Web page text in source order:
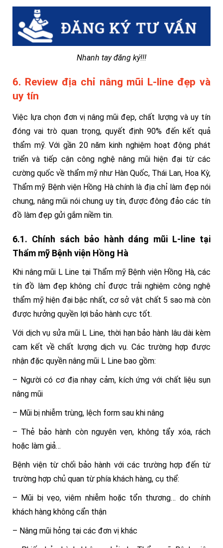
Nhanh tay đăng ký!!!
6. Review địa chỉ nâng mũi L-line đẹp và
uy tín
Việc lựa chọn đơn vị nâng mũi đẹp, chất lượng và uy tín
đóng vai trò quan trọng, quyết định 90% đến kết quả
thẩm mỹ. Với gần 20 năm kinh nghiệm hoạt động phát
triển và tiếp cận công nghệ nâng mũi hiện đại từ các
cường quốc về thẩm mỹ như Hàn Quốc, Thái Lan, Hoa Kỳ,
Thẩm mỹ Bệnh viện Hồng Hà chính là địa chỉ làm đẹp nói
chung, nâng mũi nói chung uy tín, được đông đảo các tín
đồ làm đẹp gửi gắm niềm tin.
6.1. Chính sách bảo hành dáng mũi L-line tại
Thẩm mỹ Bệnh viện Hồng Hà
Khi nâng mũi L Line tại Thẩm mỹ Bệnh viện Hồng Hà, các
tín đồ làm đẹp không chỉ được trải nghiệm công nghệ
thẩm mỹ hiện đại bậc nhất, cơ sở vật chất 5 sao mà còn
được hưởng quyền lợi bảo hành cực tốt.
Với dịch vụ sửa mũi L Line, thời hạn bảo hành lâu dài kèm
cam kết về chất lượng dịch vụ. Các trường hợp được
nhận đặc quyền nâng mũi L Line bao gồm:
– Người có cơ địa nhạy cảm, kích ứng với chất liệu sụn
nâng mũi
– Mũi bị nhiễm trùng, lệch form sau khi nâng
– Thẻ bảo hành còn nguyên vẹn, không tẩy xóa, rách
hoặc làm giả…
Bệnh viện từ chối bảo hành với các trường hợp đến từ
trường hợp chủ quan từ phía khách hàng, cụ thể:
– Mũi bị vẹo, viêm nhiễm hoặc tổn thương… do chính
khách hàng không cẩn thận
– Nâng mũi hỏng tại các đơn vị khác